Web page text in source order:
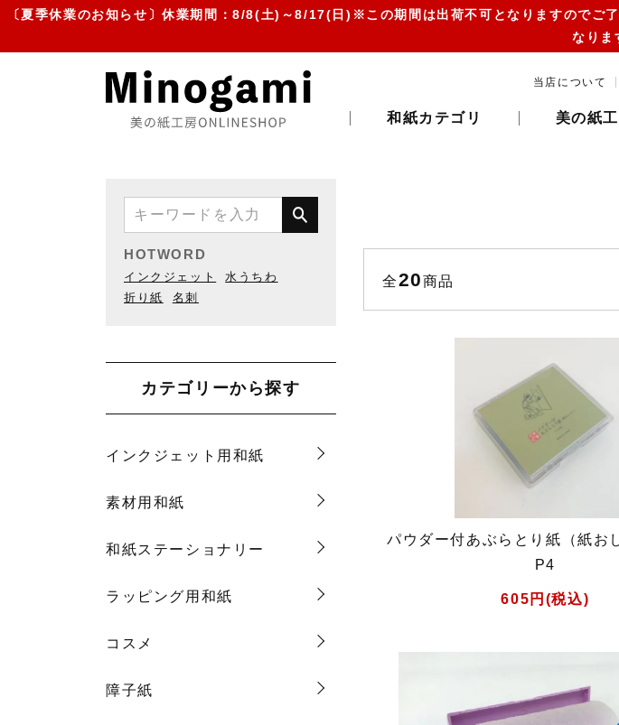
〔夏季休業のお知らせ〕休業期間：8/8(土)～8/17(日)※この期間は出荷不可となりますの
なりま
当店について
和紙カテゴリ 美の紙
HOTWORD
インクジェット
水うちわ
折り紙
名刺
カテゴリーから探す
インクジェット用和紙
素材用和紙
和紙ステーショナリー
ラッピング用和紙
コスメ
障子紙
全20商品
パウダー付あぶらとり紙（紙お
P4
605円(税込)